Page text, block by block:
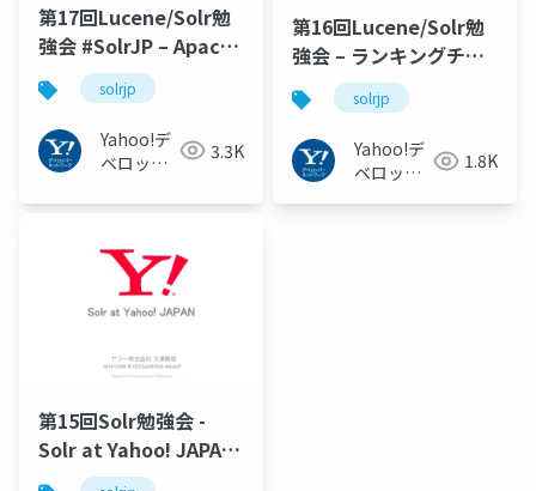
第17回Lucene/Solr勉
強会 #SolrJP – Apache
Lucene Solrによる形
態素解析の課題とN-
bestの提案
solrjp
Yahoo!デ
ベロッパ
ワーク
3.3K
第16回Lucene/Solr勉
強会 – ランキングチュ
ーニングと定量評価
#SolrJP
solrjp
Yahoo!デ
ベロッパ
1.8K
第15回Solr勉強会 -
Solr at Yahoo! JAPAN
#SolrJP